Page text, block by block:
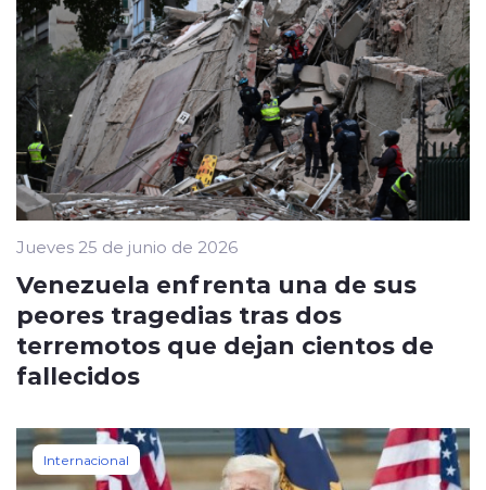
Jueves 25 de junio de 2026
Venezuela enfrenta una de sus
peores tragedias tras dos
terremotos que dejan cientos de
fallecidos
Internacional